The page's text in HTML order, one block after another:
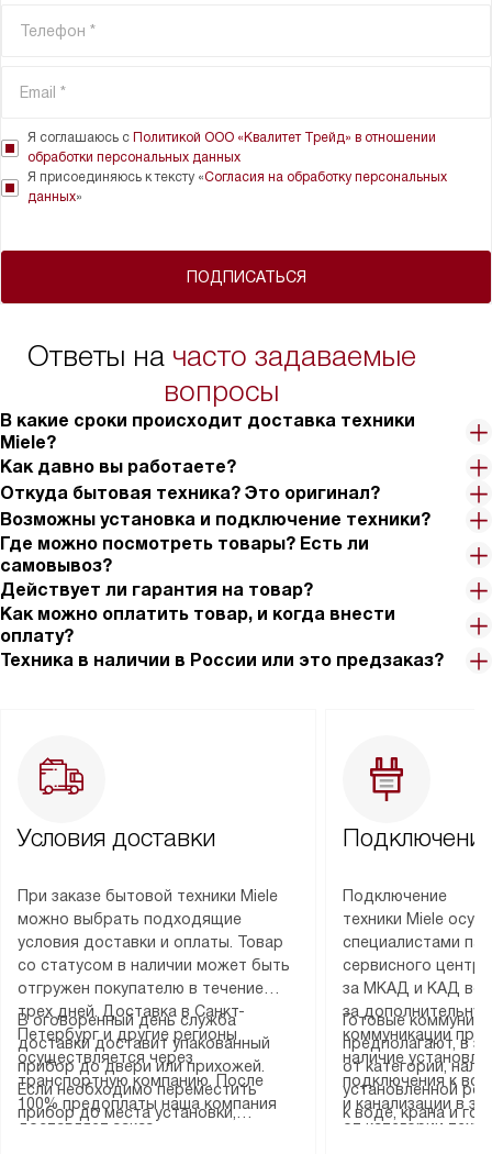
ПОДПИСАТЬСЯ
Я соглашаюсь с Политикой ООО «Квалитет Трейд» в отношении
обработки персональных данных
Я присоединяюсь к тексту «Согласия на обработку персональных
данных»
Ответы на часто задаваемые
вопросы
В какие сроки происходит доставка техники
Miele?
Как давно вы работаете?
Откуда бытовая техника? Это оригинал?
Возможны установка и подключение техники?
Где можно посмотреть товары? Есть ли
самовывоз?
Действует ли гарантия на товар?
Как можно оплатить товар, и когда внести
оплату?
Техника в наличии в России или это предзаказ?
Условия доставки
При заказе бытовой техники Miele
можно выбрать подходящие
условия доставки и оплаты. Товар
со статусом в наличии может быть
отгружен покупателю в течение
трех дней. Доставка в Санкт-
Петербург и другие регионы
осуществляется через
транспортную компанию. После
100% предоплаты наша компания
доставляет заказ
В оговоренный день служба
доставки доставит упакованный
прибор до двери или прихожей.
Если необходимо переместить
прибор до места установки,
Подключение
техники Miele
специалистами
сервисного
за МКАД и КАД
за
коммуникации
наличие
подключения к
и канализации в
от категории
Готовые
предполагают, в
от категории,
установленной
к воде, крана и